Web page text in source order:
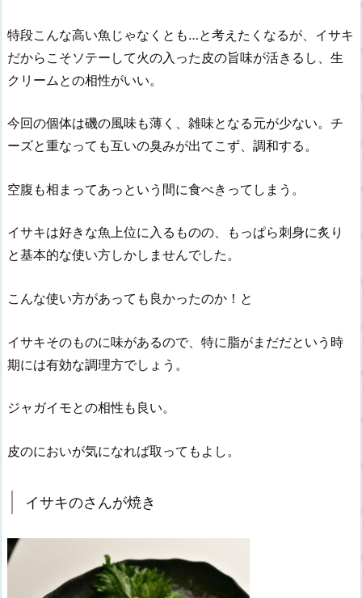
特段こんな高い魚じゃなくとも…と考えたくなるが、イサキ
だからこそソテーして火の入った皮の旨味が活きるし、生
クリームとの相性がいい。
今回の個体は磯の風味も薄く、雑味となる元が少ない。チ
ーズと重なっても互いの臭みが出てこず、調和する。
空腹も相まってあっという間に食べきってしまう。
イサキは好きな魚上位に入るものの、もっぱら刺身に炙り
と基本的な使い方しかしませんでした。
こんな使い方があっても良かったのか！と
イサキそのものに味があるので、特に脂がまだだという時
期には有効な調理方でしょう。
ジャガイモとの相性も良い。
皮のにおいが気になれば取ってもよし。
イサキのさんが焼き